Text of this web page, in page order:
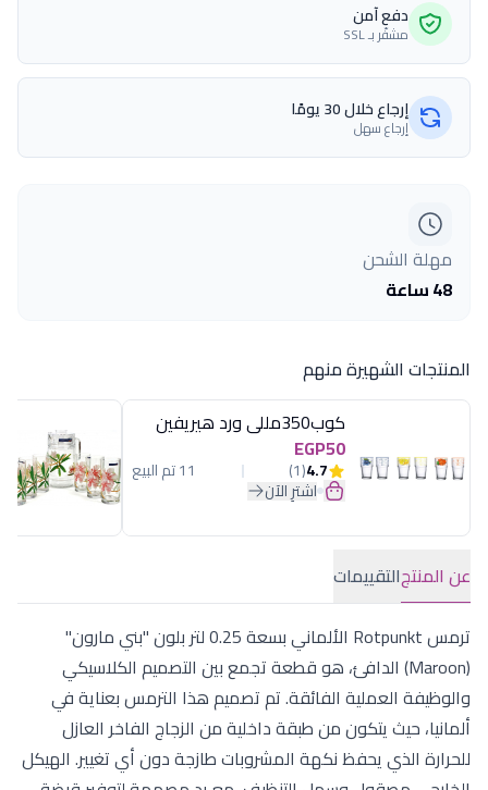
دفع آمن
مشفّر بـ SSL
إرجاع خلال 30 يومًا
إرجاع سهل
مهلة الشحن
48 ساعة
المنتجات الشهيرة منهم
كوب350مللى ورد هيريفين
EGP50
4.7
(1) 11 تم البيع
اشترِ الآن
عن المنتجالتقييمات
ترمس Rotpunkt الألماني بسعة 0.25 لتر بلون "بني مارون"
(Maroon) الدافئ، هو قطعة تجمع بين التصميم الكلاسيكي
والوظيفة العملية الفائقة. تم تصميم هذا الترمس بعناية في
ألمانيا، حيث يتكون من طبقة داخلية من الزجاج الفاخر العازل
للحرارة الذي يحفظ نكهة المشروبات طازجة دون أي تغيير. الهيكل